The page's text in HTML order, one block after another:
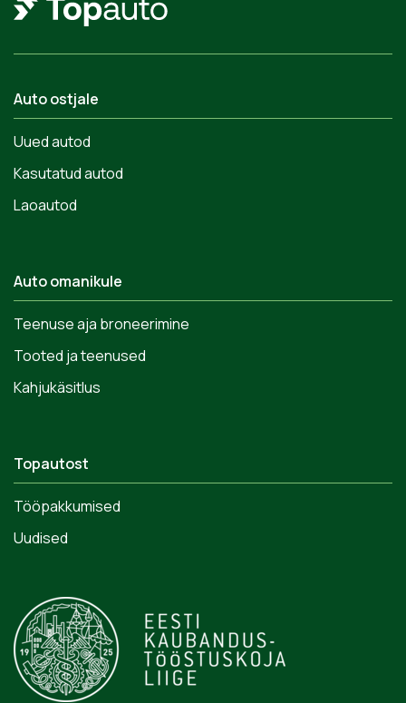
Auto ostjale
Uued autod
Kasutatud autod
Laoautod
Auto omanikule
Teenuse aja broneerimine
Tooted ja teenused
Kahjukäsitlus
Topautost
Tööpakkumised
Uudised